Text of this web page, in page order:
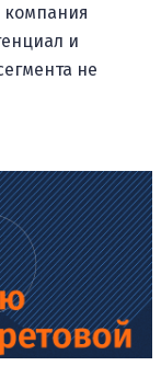
компания
и
не